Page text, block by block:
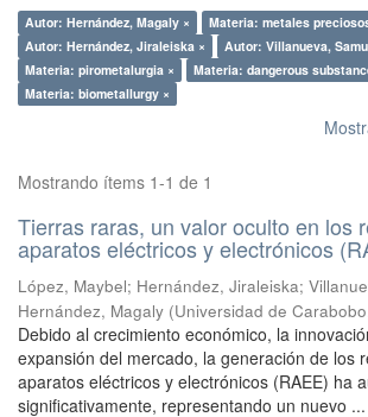
Autor: Hernández, Magaly ×
Materia: metales
Autor: Hernández, Jiraleiska ×
Autor: Villanueva,
Materia: pirometalurgia ×
Materia: dangerous
Materia: biometallurgy ×
Mostrando ítems 1-1 de 1
Tierras raras, un valor oculto en los
aparatos eléctricos y electrónicos
López, Maybel; Hernández, Jiraleiska;
Hernández, Magaly (Universidad de Carabobo
Debido al crecimiento económico, la
expansión del mercado, la generación de los
aparatos eléctricos y electrónicos (RAEE) ha
significativamente, representando un nuevo ...